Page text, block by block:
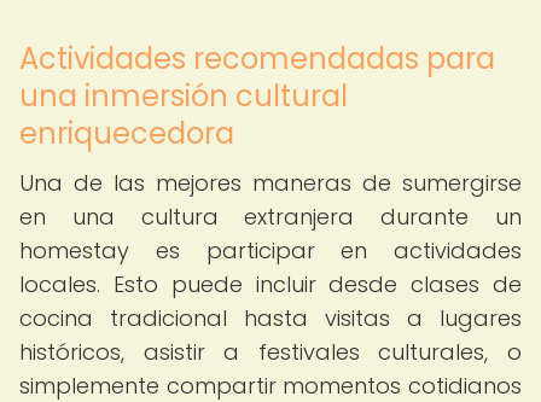
Actividades recomendadas para
una inmersión cultural
enriquecedora
Una de las mejores maneras de sumergirse
en una cultura extranjera durante un
homestay es participar en actividades
locales. Esto puede incluir desde clases de
cocina tradicional hasta visitas a lugares
históricos, asistir a festivales culturales, o
simplemente compartir momentos cotidianos